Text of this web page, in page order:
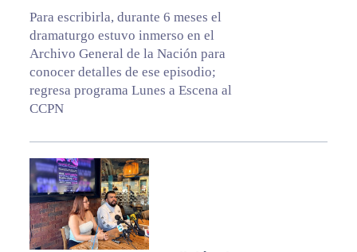
Para escribirla, durante 6 meses el
dramaturgo estuvo inmerso en el
Archivo General de la Nación para
conocer detalles de ese episodio;
regresa programa Lunes a Escena al
CCPN